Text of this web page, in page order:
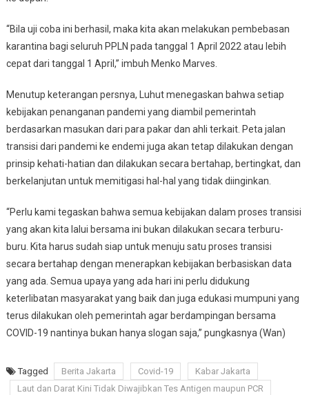
“Bila uji coba ini berhasil, maka kita akan melakukan pembebasan
karantina bagi seluruh PPLN pada tanggal 1 April 2022 atau lebih
cepat dari tanggal 1 April,” imbuh Menko Marves.
Menutup keterangan persnya, Luhut menegaskan bahwa setiap
kebijakan penanganan pandemi yang diambil pemerintah
berdasarkan masukan dari para pakar dan ahli terkait. Peta jalan
transisi dari pandemi ke endemi juga akan tetap dilakukan dengan
prinsip kehati-hatian dan dilakukan secara bertahap, bertingkat, dan
berkelanjutan untuk memitigasi hal-hal yang tidak diinginkan.
“Perlu kami tegaskan bahwa semua kebijakan dalam proses transisi
yang akan kita lalui bersama ini bukan dilakukan secara terburu-
buru. Kita harus sudah siap untuk menuju satu proses transisi
secara bertahap dengan menerapkan kebijakan berbasiskan data
yang ada. Semua upaya yang ada hari ini perlu didukung
keterlibatan masyarakat yang baik dan juga edukasi mumpuni yang
terus dilakukan oleh pemerintah agar berdampingan bersama
COVID-19 nantinya bukan hanya slogan saja,” pungkasnya (Wan)
Tagged Berita Jakarta Covid-19
Kabar Jakarta
Laut dan Darat Kini Tidak Diwajibkan Tes Antigen maupun PCR